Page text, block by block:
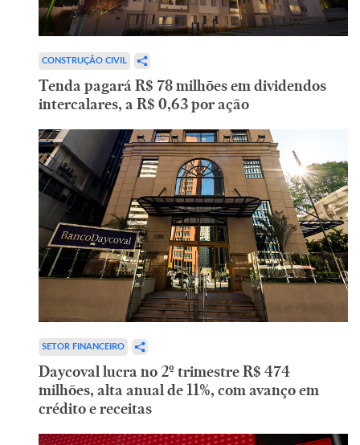
CONSTRUÇÃO CIVIL
Tenda pagará R$ 78 milhões em dividendos
intercalares, a R$ 0,63 por ação
SETOR FINANCEIRO
Daycoval lucra no 2º trimestre R$ 474
milhões, alta anual de 11%, com avanço em
crédito e receitas